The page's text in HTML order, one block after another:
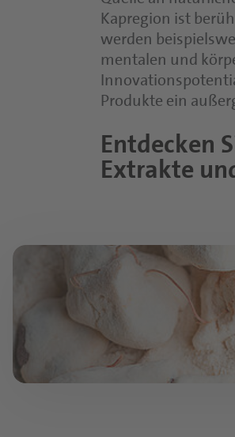
Kapregion ist
werden
mentalen und
Produkte ein
Entdecken
Extrakte
Entdecken Sie die